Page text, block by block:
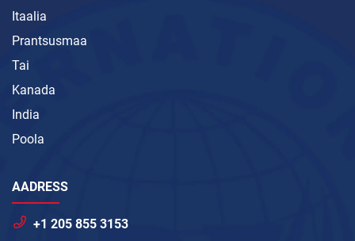
Itaalia
Prantsusmaa
Tai
Kanada
India
Poola
AADRESS
+1 205 855 3153